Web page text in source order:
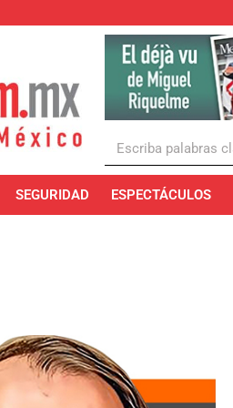
SEGURIDAD ESPECTÁCULOS